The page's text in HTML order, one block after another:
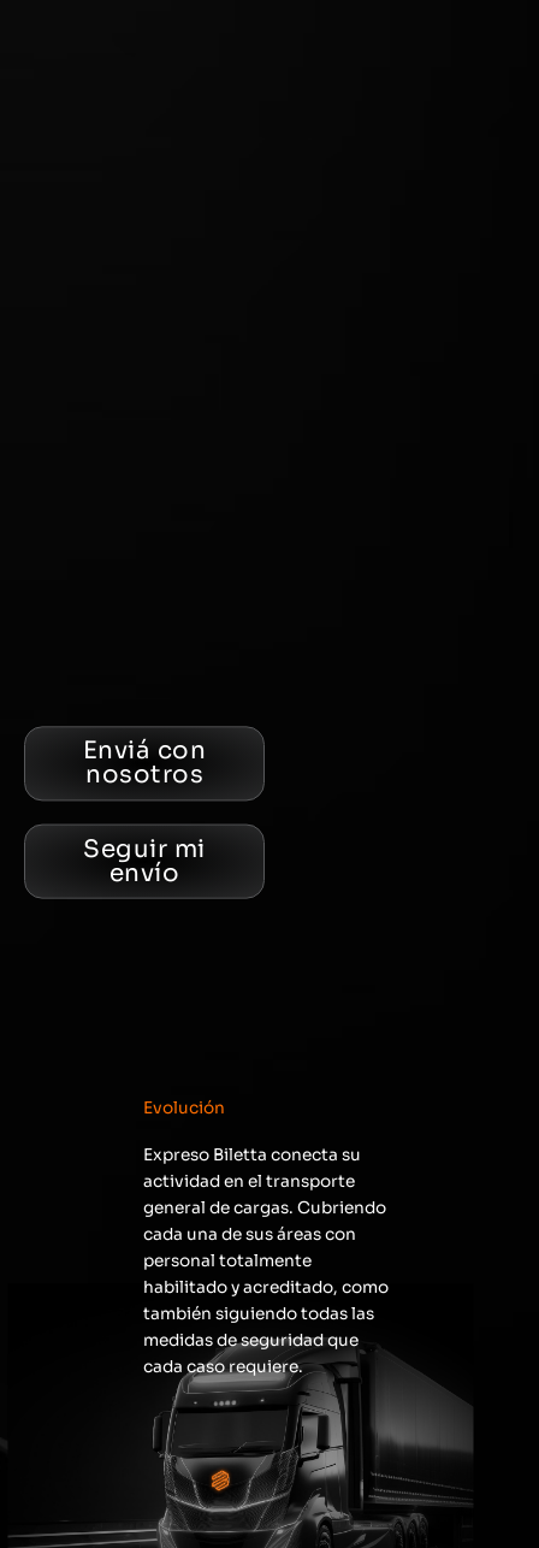
Enviá con
nosotros
Seguir mi
envío
Evolución
Expreso Biletta conecta su
actividad en el transporte
general de cargas. Cubriendo
cada una de sus áreas con
personal totalmente
habilitado y acreditado, como
también siguiendo todas las
medidas de seguridad que
cada caso requiere.